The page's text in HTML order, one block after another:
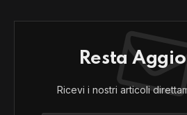
Resta
Ricevi i nostri articoli